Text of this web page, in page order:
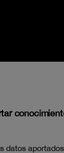
datos